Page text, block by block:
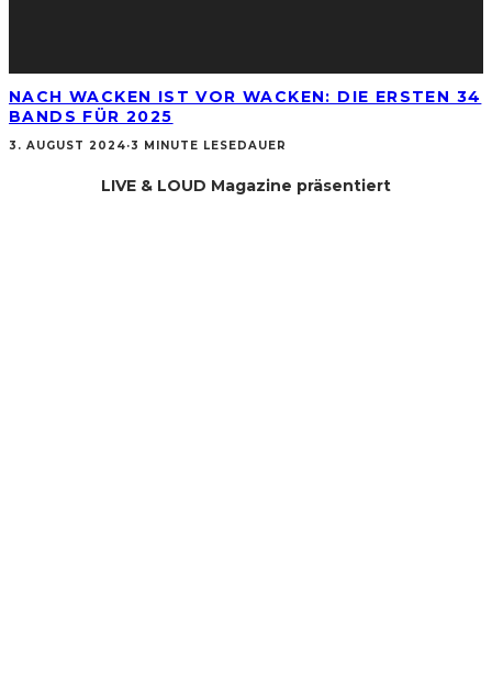
NACH WACKEN IST VOR WACKEN: DIE ERSTEN 34
BANDS FÜR 2025
3. AUGUST 2024·3 MINUTE LESEDAUER
LIVE & LOUD Magazine präsentiert